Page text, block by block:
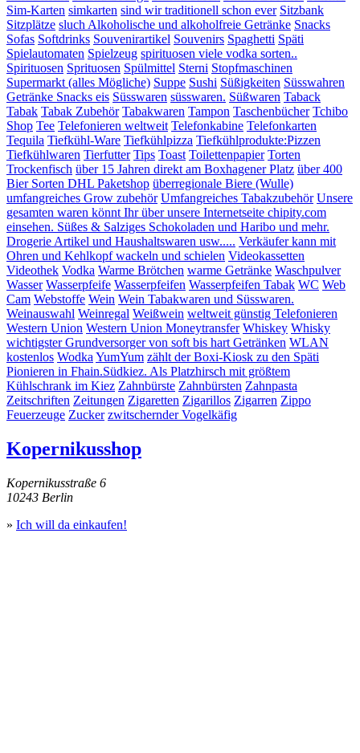
Sim-Karten simkarten sind wir traditionell schon ever Sitzbank
Sitzplätze sluch Alkoholische und alkoholfreie Getränke Snacks
Sofas Softdrinks Souvenirartikel Souvenirs Spaghetti Späti
Spielautomaten Spielzeug spirituosen viele vodka sorten..
Spirituosen Sprituosen Spülmittel Sterni Stopfmaschinen
Supermarkt (alles Mögliche) Suppe Sushi Süßigkeiten Süsswahren
Getränke Snacks eis Süsswaren süsswaren. Süßwaren Taback
Tabak Tabak Zubehör Tabakwaren Tampon Taschenbücher Tchibo
Shop Tee Telefonieren weltweit Telefonkabine Telefonkarten
Tequila Tiefkühl-Ware Tiefkühlpizza Tiefkühlprodukte:Pizzen
Tiefkühlwaren Tierfutter Tips Toast Toilettenpapier Torten
Trockenfisch über 15 Jahren direkt am Boxhagener Platz über 400
Bier Sorten DHL Paketshop überregionale Biere (Wulle)
umfangreiches Grow zubehör Umfangreiches Tabakzubehör Unsere
gesamten waren könnt Ihr über unsere Internetseite chipity.com
einsehen. Süßes & Salziges Schokoladen und Haribo und mehr.
Drogerie Artikel und Haushaltswaren usw..... Verkäufer kann mit
Ohren und Kehlkopf wackeln und schielen Videokassetten
Videothek Vodka Warme Brötchen warme Getränke Waschpulver
Wasser Wasserpfeife Wasserpfeifen Wasserpfeifen Tabak WC Web
Cam Webstoffe Wein Wein Tabakwaren und Süsswaren.
Weinauswahl Weinregal Weißwein weltweit günstig Telefonieren
Western Union Western Union Moneytransfer Whiskey Whisky
wichtigster Grundversorger von soft bis hart Getränken WLAN
kostenlos Wodka YumYum zählt der Boxi-Kiosk zu den Späti
Pionieren in Fhain.Südkiez. Als Platzhirsch mit größtem
Kühlschrank im Kiez Zahnbürste Zahnbürsten Zahnpasta
Zeitschriften Zeitungen Zigaretten Zigarillos Zigarren Zippo
Feuerzeuge Zucker zwitschernder Vogelkäfig
Kopernikusshop
Kopernikusstraße 6
10243 Berlin
» Ich will da einkaufen!